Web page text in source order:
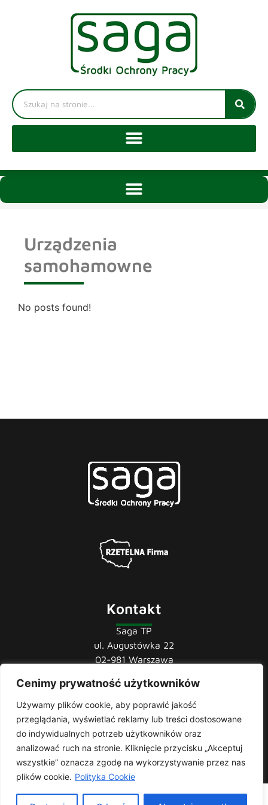
Cenimy prywatność użytkowników
Używamy plików cookie, aby poprawić jakość
przeglądania, wyświetlać reklamy lub treści dostosowane
do indywidualnych potrzeb użytkowników oraz
analizować ruch na stronie. Kliknięcie przycisku „Akceptuj
wszystkie” oznacza zgodę na wykorzystywanie przez nas
plików cookie. Polityka Cookie
Urządzenia
samohamowne
No posts found!
Kontakt
Saga TP
ul. Augustówka 22
02-981 Warszawa
tel.: 22 741 36 85
22 852 43 60
mail:biuro@sagatp.pl
Saga T.P. © 2020 All rights Reserved. Made with bySkydoo